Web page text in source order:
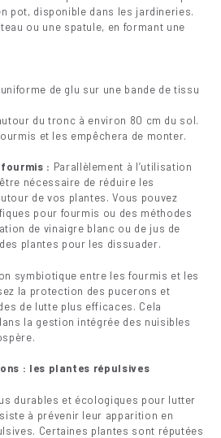
pot, disponible dans les jardineries.
ou une spatule, en formant une
de glu sur une bande de tissu
du tronc à environ 80 cm du sol.
et les empêchera de monter.
: Parallèlement à l’utilisation
nécessaire de réduire les
de vos plantes. Vous pouvez
pour fourmis ou des méthodes
de vinaigre blanc ou de jus de
plantes pour les dissuader.
symbiotique entre les fourmis et les
la protection des pucerons et
de lutte plus efficaces. Cela
la gestion intégrée des nuisibles
: les plantes répulsives
durables et écologiques pour lutter
à prévenir leur apparition en
Certaines plantes sont réputées